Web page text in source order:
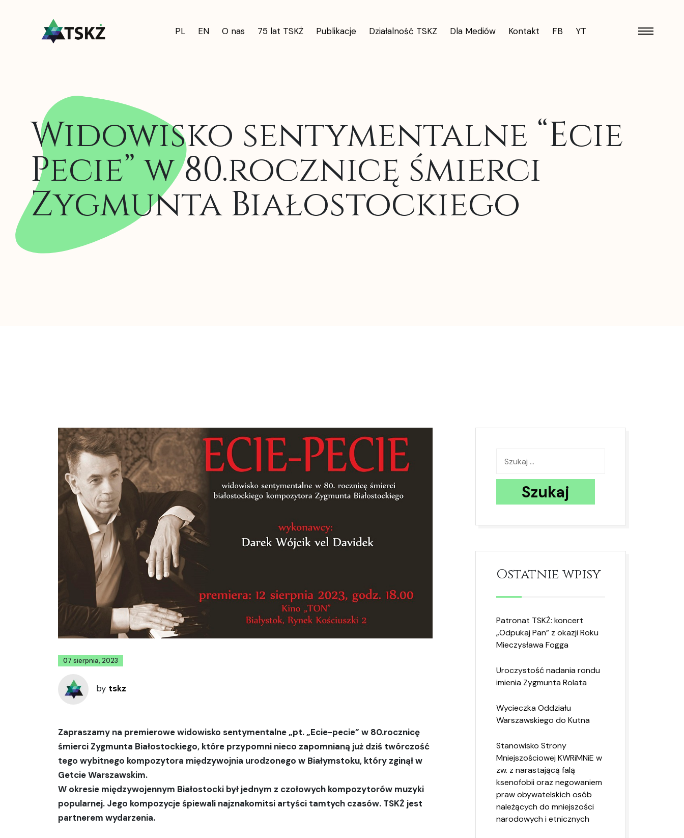
PL EN O nas 75 lat TSKŻ Publikacje Działalność TSKZ Dla Mediów Kontakt FB YT
Widowisko sentymentalne “Ecie
Pecie” w 80.rocznicę śmierci
Zygmunta Białostockiego
07 sierpnia, 2023
by tskz
Zapraszamy na premierowe widowisko sentymentalne „pt. „Ecie-pecie” w 80.rocznicę
śmierci Zygmunta Białostockiego, które przypomni nieco zapomnianą już dziś twórczość
tego wybitnego kompozytora międzywojnia urodzonego w Białymstoku, który zginął w
Getcie Warszawskim.
W okresie międzywojennym Białostocki był jednym z czołowych kompozytorów muzyki
popularnej. Jego kompozycje śpiewali najznakomitsi artyści tamtych czasów. TSKŻ jest
partnerem wydarzenia.
Ostatnie wpisy
Patronat TSKŻ: koncert
„Odpukaj Pan” z okazji Roku
Mieczysława Fogga
Uroczystość nadania rondu
imienia Zygmunta Rolata
Wycieczka Oddziału
Warszawskiego do Kutna
Stanowisko Strony
Mniejszościowej KWRiMNiE w
zw. z narastającą falą
ksenofobii oraz negowaniem
praw obywatelskich osób
należących do mniejszości
narodowych i etnicznych